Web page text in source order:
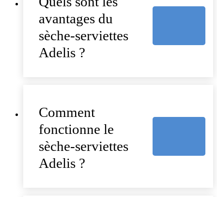
avantages du
sèche-serviettes
Adelis ?
Comment
fonctionne le
sèche-serviettes
Adelis ?